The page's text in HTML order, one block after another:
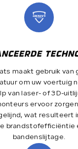
maakt gebruik van
om uw voertuig
van laser- of 3D-
ervoor
wat resulteert
brandstofefficiëntie
bandenslijtage.